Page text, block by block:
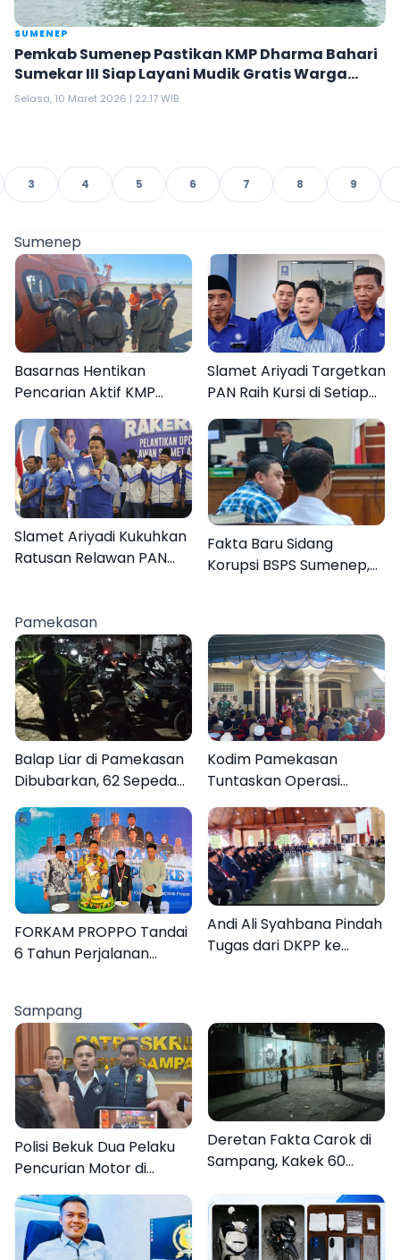
SUMENEP
Pemkab Sumenep Pastikan KMP Dharma Bahari
Sumekar III Siap Layani Mudik Gratis Warga
Kepulauan
Selasa, 10 Maret 2026 | 22:17 WIB
3 4 5 6 7 8 9
Sumenep
Basarnas Hentikan
Pencarian Aktif KMP
Mutiara Sentosa II, Empat
Orang Masih Hilang
Slamet Ariyadi Targetkan
PAN Raih Kursi di Setiap
Dapil Sumenep pada
2029
Slamet Ariyadi Kukuhkan
Ratusan Relawan PAN
Rakyat
Fakta Baru Sidang
Korupsi BSPS Sumenep,
Pamekasan
Balap Liar di Pamekasan
Dibubarkan, 62 Sepeda
Motor Diamankan
Kodim Pamekasan
Tuntaskan Operasi
Katarak Gratis, 160
Warga Kembali Melihat
Lebih Jelas
FORKAM PROPPO Tandai
6 Tahun Perjalanan
Organisasi
Andi Ali Syahbana Pindah
Tugas dari DKPP ke
Sampang
Polisi Bekuk Dua Pelaku
Pencurian Motor di
Bajrasokah Sampang
Deretan Fakta Carok di
Sampang, Kakek 60
Pria